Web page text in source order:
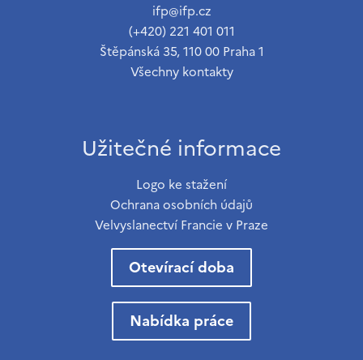
ifp@ifp.cz
(+420) 221 401 011
Štěpánská 35, 110 00 Praha 1
Všechny kontakty
Užitečné informace
Logo ke stažení
Ochrana osobních údajů
Velvyslanectví Francie v Praze
Otevírací doba
Nabídka práce